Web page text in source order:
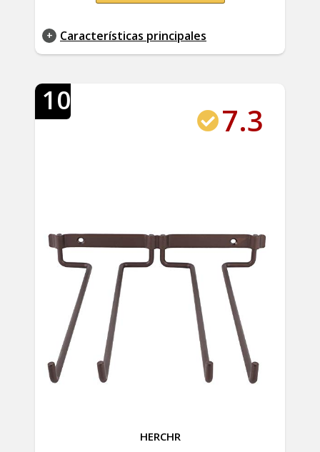
Características principales
10
7.3
HERCHR